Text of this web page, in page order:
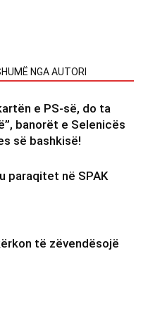
NGA AUTORI
e PS-së, do ta
banorët e Selenicës
së bashkisë!
paraqitet në SPAK
të zëvendësojë